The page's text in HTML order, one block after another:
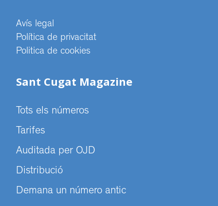
Avís legal
Política de privacitat
Politica de cookies
Sant Cugat Magazine
Tots els números
Tarifes
Auditada per OJD
Distribució
Demana un número antic